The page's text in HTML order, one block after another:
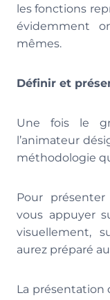
les fonctions
évidemment
mêmes.
Définir et
Une fois le
l’animateur
méthodologie
Pour
vous appuyer
visuellement,
aurez préparé
La présentation